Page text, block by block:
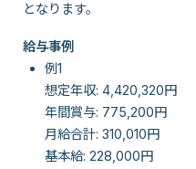
となります。
給与事例
例1
想定年収: 4,420,320円
年間賞与: 775,200円
月給合計: 310,010円
基本給: 228,000円